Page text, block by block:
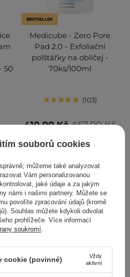
50
BESTSELLER
Medicube - Zero Pore
Pad 2.0 - Exfoliační
polštářky na obličej -
70ks/100ml
103
657,00 Kč
410,00 Kč
PŘIDAT DO KOŠÍKU
BESTSELLER
souborů cookies
můžeme také analyzovat
Vám personalizovanou
jaké údaje a za jakým
námi i našimi partnery. Můžete se
povolíte zpracování údajů (kromě
Souhlas můžete kdykoli odvolat
prohlížeče. Více informací
soukromí.
cookie (povinné)
Vždy
aktivní